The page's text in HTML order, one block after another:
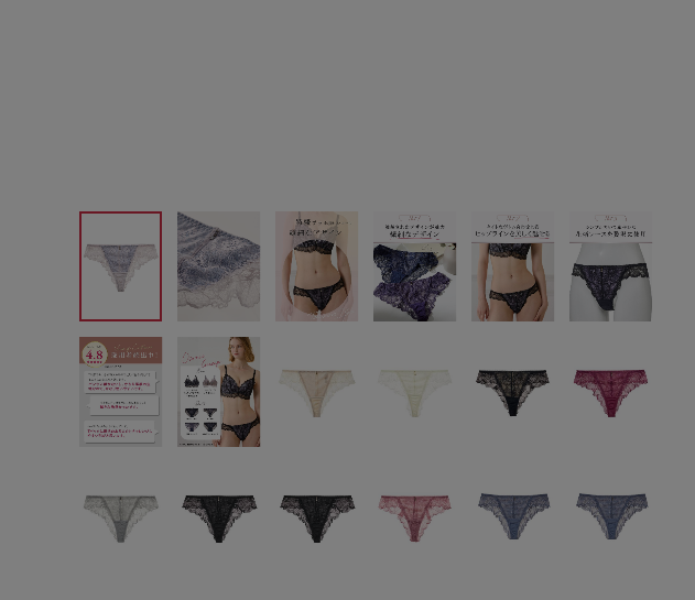
D70 D80 D85
E65 E70 E75 E80 E85
F65 F70
G65 G70
H70 H75
SS S